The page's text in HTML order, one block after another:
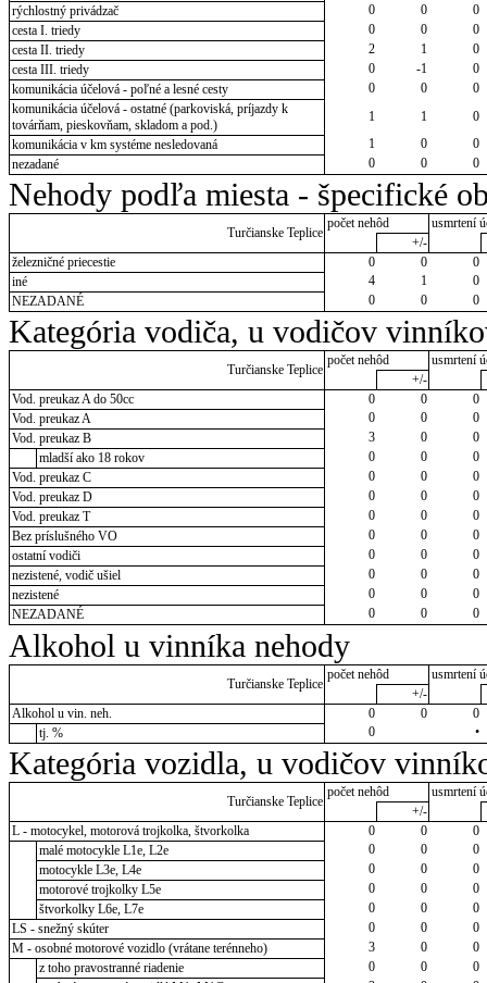
rýchlostný privádzač
0 0
0
cesta I. triedy
0 0
0
cesta II. triedy
2 1
0
cesta III. triedy
0 -1
0
komunikácia účelová - poľné a lesné cesty
0 0
0
komunikácia účelová - ostatné (parkoviská, príjazdy k
továrňam, pieskovňam, skladom a pod.)
1 1
0
komunikácia v km systéme nesledovaná
1 0
0
nezadané
0 0 0
Nehody podľa miesta - špecifické
Turčianske Teplice
počet nehôd
usmrtení
+/-
železničné priecestie
0 0
0
iné
4 1
0
NEZADANÉ
0 0 0
Kategória vodiča, u vodičov
Turčianske Teplice
počet nehôd
usmrtení
+/-
Vod. preukaz A do 50cc
0 0
0
Vod. preukaz A
0 0
0
Vod. preukaz B
3 0
0
mladší ako 18 rokov
0 0
0
Vod. preukaz C
0 0
0
Vod. preukaz D
0 0
0
Vod. preukaz T
0 0
0
Bez príslušného VO
0 0
0
ostatní vodiči
0 0
0
nezistené, vodič ušiel
0 0
0
nezistené
0 0
0
NEZADANÉ
0 0 0
Alkohol u vinníka nehody
Turčianske Teplice
počet nehôd
usmrtení
+/-
Alkohol u vin. neh.
0 0
0
tj. %
0 •
Kategória vozidla, u vodičov
Turčianske Teplice
počet nehôd
usmrtení
+/-
L - motocykel, motorová trojkolka, štvorkolka
0 0
0
malé motocykle L1e, L2e
0 0
0
motocykle L3e, L4e
0 0
0
motorové trojkolky L5e
0 0
0
štvorkolky L6e, L7e
0 0
0
LS - snežný skúter
0 0
0
M - osobné motorové vozidlo (vrátane terénneho)
3 0
0
z toho pravostranné riadenie
0 0
0